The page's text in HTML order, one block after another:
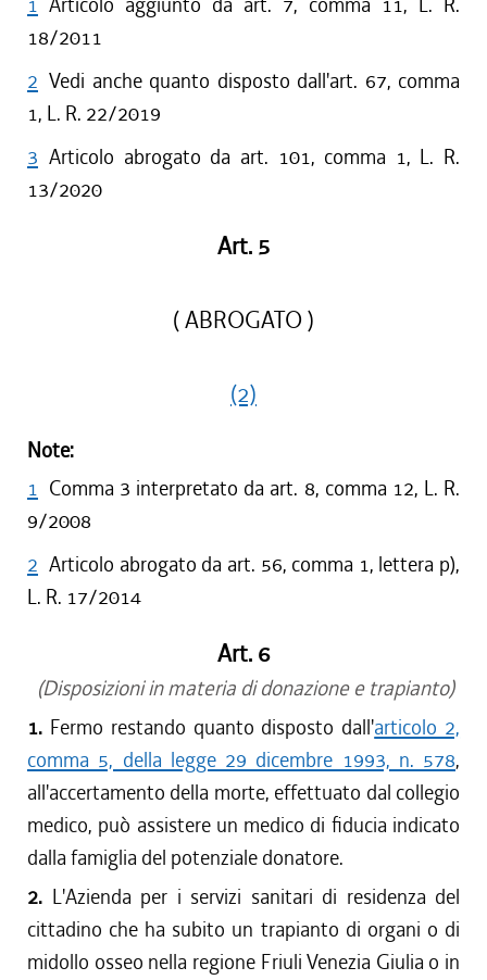
18/2011
2 Vedi anche quanto disposto dall'art. 67, comma
1, L. R. 22/2019
3 Articolo abrogato da art. 101, comma 1, L. R.
13/2020
Art. 5
( ABROGATO )
(2)
Note:
1 Comma 3 interpretato da art. 8, comma 12, L. R.
9/2008
2 Articolo abrogato da art. 56, comma 1, lettera p),
L. R. 17/2014
Art. 6
(Disposizioni in materia di donazione e trapianto)
1. Fermo restando quanto disposto dall'articolo 2,
comma 5, della legge 29 dicembre 1993, n. 578,
all'accertamento della morte, effettuato dal collegio
medico, può assistere un medico di fiducia indicato
dalla famiglia del potenziale donatore.
2. L'Azienda per i servizi sanitari di residenza del
cittadino che ha subito un trapianto di organi o di
midollo osseo nella regione Friuli Venezia Giulia o in